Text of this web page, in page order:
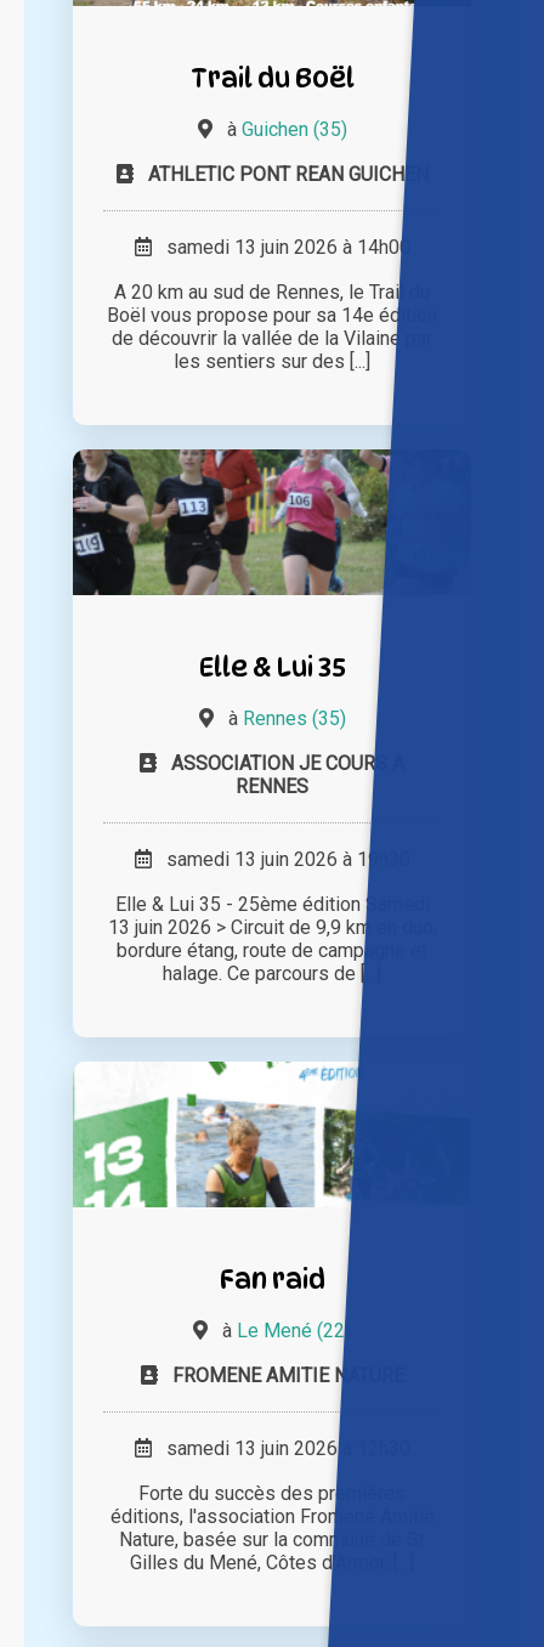
Trail du Boël
à Guichen (35)
ATHLETIC PONT REAN GUICHEN
samedi 13 juin 2026 à 14h00
A 20 km au sud de Rennes, le Trail du
Boël vous propose pour sa 14e édition
de découvrir la vallée de la Vilaine par
les sentiers sur des [...]
Elle & Lui 35
à Rennes (35)
ASSOCIATION JE COURS A
RENNES
samedi 13 juin 2026 à 19h30
Elle & Lui 35 - 25ème édition Samedi
13 juin 2026 > Circuit de 9,9 km en duo,
bordure étang, route de campagne et
halage. Ce parcours de [...]
Fan raid
à Le Mené (22)
FROMENE AMITIE NATURE
samedi 13 juin 2026 à 12h30
Forte du succès des premières
éditions, l'association Fromené Amitié
Nature, basée sur la commune de St
Gilles du Mené, Côtes d'Armor, [...]